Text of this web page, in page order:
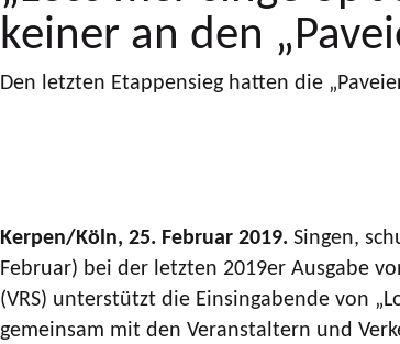
keiner an den
Den letzten Etappensieg hatten die
Kerpen/Köln, 25. Februar 2019. Singen,
Februar) bei der letzten 2019er Ausgabe
(VRS) unterstützt die Einsingabende von
gemeinsam mit den Veranstaltern und